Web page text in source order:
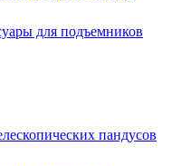
для подъемников
пандусов